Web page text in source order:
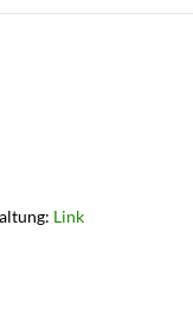
Link